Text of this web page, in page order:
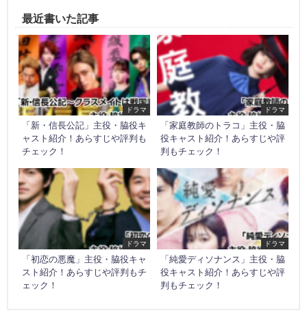
最近書いた記事
ドラマ
「新・信長公記」主役・脇役キ
ャスト紹介！あらすじや評判も
チェック！
ドラマ
「家庭教師のトラコ」主役・脇
役キャスト紹介！あらすじや評
判もチェック！
ドラマ
「初恋の悪魔」主役・脇役キャ
スト紹介！あらすじや評判もチ
ェック！
ドラマ
「純愛ディソナンス」主役・脇
役キャスト紹介！あらすじや評
判もチェック！